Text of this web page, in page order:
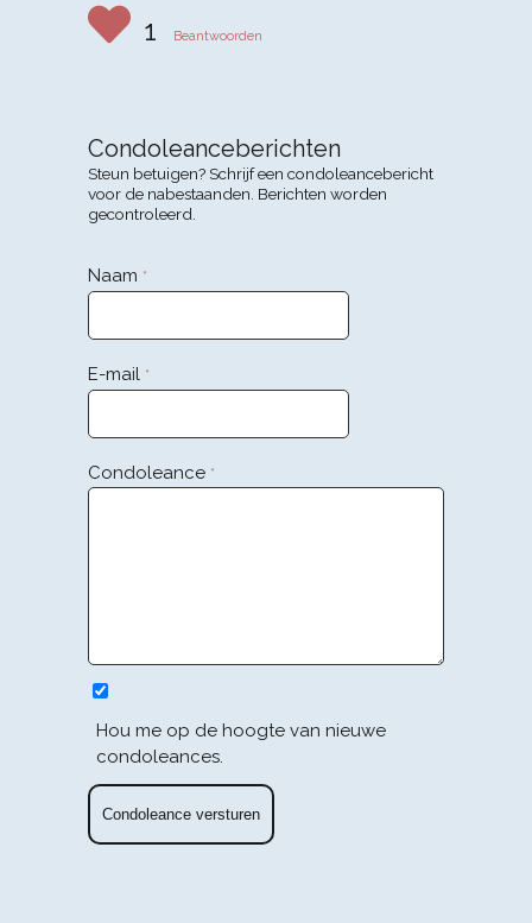
1 Beantwoorden
Condoleanceberichten
Steun betuigen? Schrijf een condoleancebericht
voor de nabestaanden. Berichten worden
gecontroleerd.
Naam *
E-mail *
Condoleance *
Hou me op de hoogte van nieuwe
condoleances.